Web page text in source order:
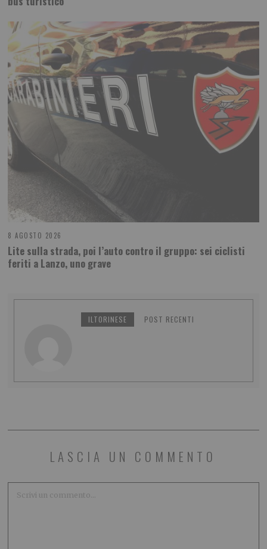
8 AGOSTO 2026
Lite sulla strada, poi l’auto contro il gruppo: sei ciclisti
feriti a Lanzo, uno grave
ILTORINESE POST RECENTI
LASCIA UN COMMENTO